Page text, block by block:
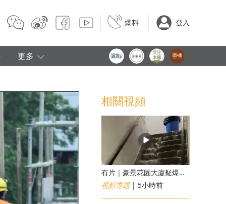
爆料 登入
更多
相關視頻
有片｜豪景花園大廈疑爆消防喉 後樓梯慘變瀑布
視頻專題| 5小時前